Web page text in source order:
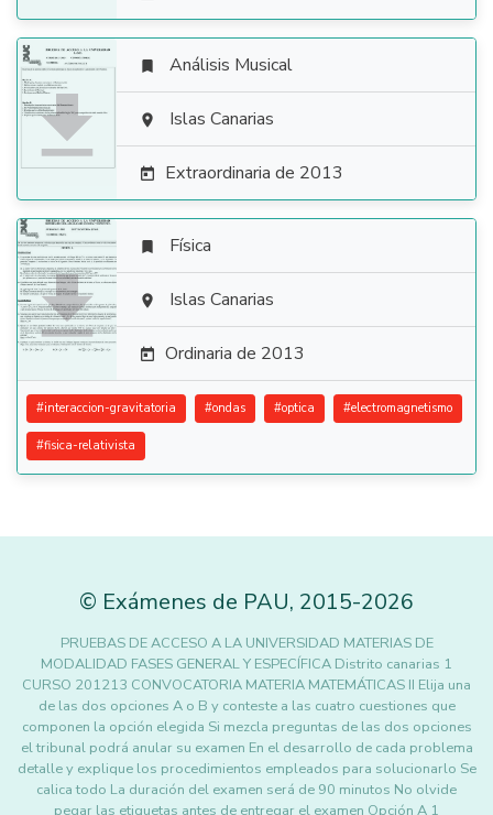

 Análisis Musical
 Islas Canarias
 Extraordinaria de 2013

 Física
 Islas Canarias
 Ordinaria de 2013
#interaccion-gravitatoria #ondas #optica #electromagnetismo
#fisica-relativista
© Exámenes de PAU, 2015-2026
PRUEBAS DE ACCESO A LA UNIVERSIDAD MATERIAS DE
MODALIDAD FASES GENERAL Y ESPECÍFICA Distrito canarias 1
CURSO 201213 CONVOCATORIA MATERIA MATEMÁTICAS II Elija una
de las dos opciones A o B y conteste a las cuatro cuestiones que
componen la opción elegida Si mezcla preguntas de las dos opciones
el tribunal podrá anular su examen En el desarrollo de cada problema
detalle y explique los procedimientos empleados para solucionarlo Se
calica todo La duración del examen será de 90 minutos No olvide
pegar las etiquetas antes de entregar el examen Opción A 1